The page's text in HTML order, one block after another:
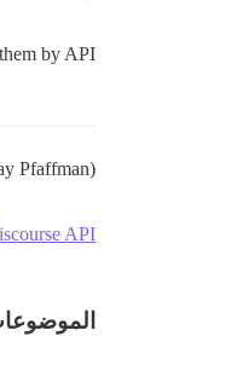
by API?
Pfaffman)
API